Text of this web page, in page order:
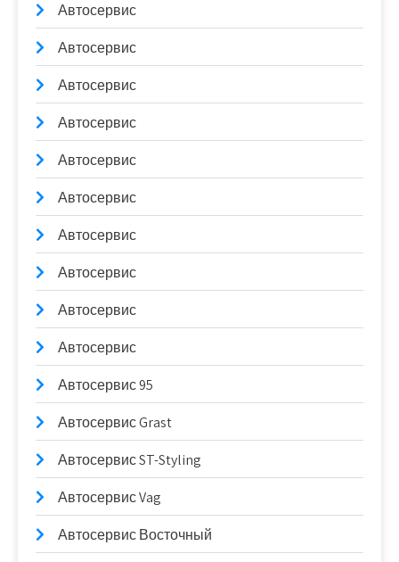
Автосервис
Автосервис
Автосервис
Автосервис
Автосервис
Автосервис
Автосервис
Автосервис
Автосервис
Автосервис
Автосервис 95
Автосервис Grast
Автосервис ST-Styling
Автосервис Vag
Автосервис Восточный